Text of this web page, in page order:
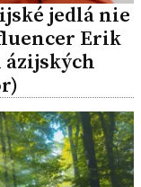
jedlá nie
Erik
ázijských